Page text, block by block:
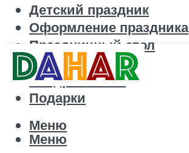
Детский праздник
Оформление праздника
Праздничный стол
Корпоратив
Поздравления
Подарки
Меню
Меню